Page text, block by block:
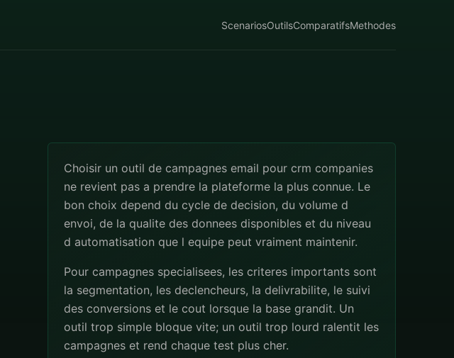
ScenariosOutilsComparatifsMethodes
Choisir un outil de campagnes email pour crm companies
ne revient pas a prendre la plateforme la plus connue. Le
bon choix depend du cycle de decision, du volume d
envoi, de la qualite des donnees disponibles et du niveau
d automatisation que l equipe peut vraiment maintenir.
Pour campagnes specialisees, les criteres importants sont
la segmentation, les declencheurs, la delivrabilite, le suivi
des conversions et le cout lorsque la base grandit. Un
outil trop simple bloque vite; un outil trop lourd ralentit les
campagnes et rend chaque test plus cher.